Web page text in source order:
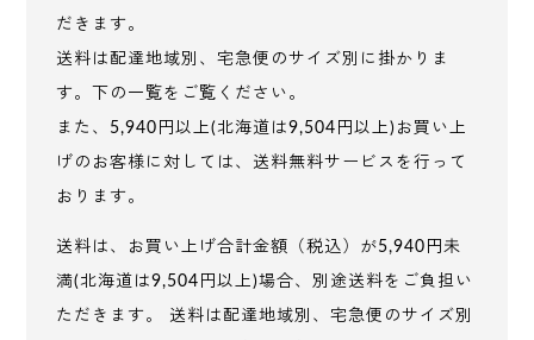
だきます。
送料は配達地域別、宅急便のサイズ別に掛かりま
す。下の一覧をご覧ください。
また、5,940円以上(北海道は9,504円以上)お買い上
げのお客様に対しては、送料無料サービスを行って
おります。
送料は、お買い上げ合計金額（税込）が5,940円未
満(北海道は9,504円以上)場合、別途送料をご負担い
ただきます。 送料は配達地域別、宅急便のサイズ別